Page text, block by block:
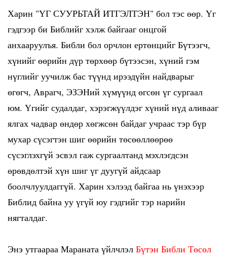
Харин "ҮГ СУУРЬТАЙ ИТГЭЛТЭН" бол тэс өөр. Үг
гэдгээр би Библийг хэлж байгааг онцгой
анхааруулъя. Библи бол орчлон ертөнцийг Бүтээгч,
хүнийг өөрийн дүр төрхөөр бүтээсэн, хүний гэм
нүглийг уучилж бас түүнд ирээдүйн найдварыг
өгөгч, Аврагч, ЭЗЭНий хүмүүнд өгсөн үг сургаал
юм. Үгийг судалдаг, хэрэгжүүлдэг хүний нүд аливааг
ялгах чадвар өндөр хөгжсөн байдаг учраас тэр бүр
мухар сүсэгтэн шиг өөрийн төсөөллөөрөө
сүсэглэхгүй эсвэл гаж сургаалтанд мэхлэгдсэн
өрөвдөлтэй хүн шиг үг дуугүй айдсаар
боолчлуулдаггүй. Харин хэлээд байгаа нь үнэхээр
Библид байна уу үгүй юу гэдгийг тэр нарийн
нягталдаг.
Энэ утгаараа Мараната үйлчлэл Бүтэн Библи Төсөл